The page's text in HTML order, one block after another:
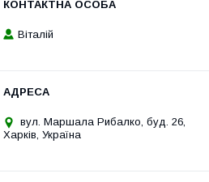
Віталій
вул. Маршала Рибалко, буд. 26,
Харків, Україна